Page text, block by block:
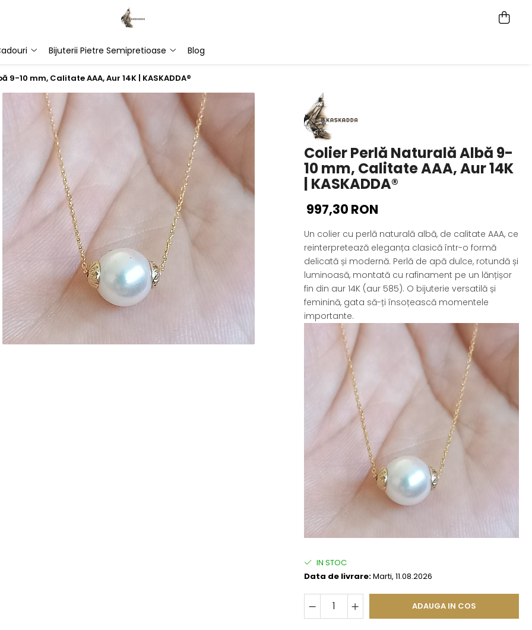
Bijuterii Pietre Semipretioase Blog
9-10 mm, Calitate AAA, Aur 14K | KASKADDA®
Colier Perlă Naturală Albă 9-
10 mm, Calitate AAA, Aur 14K
| KASKADDA®
997,30 RON
Un colier cu perlă naturală albă, de calitate AAA, ce
reinterpretează eleganța clasică într-o formă
delicată și modernă. Perlă de apă dulce, rotundă și
luminoasă, montată cu rafinament pe un lănțișor
fin din aur 14K (aur 585). O bijuterie versatilă și
feminină, gata să-ți însoțească momentele
importante.
IN STOC
Data de livrare:Marti, 11.08.2026
ADAUGA IN COS